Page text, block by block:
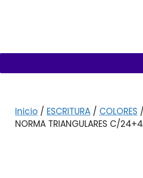
Inicio / ESCRITURA / COLORES
NORMA TRIANGULARES C/